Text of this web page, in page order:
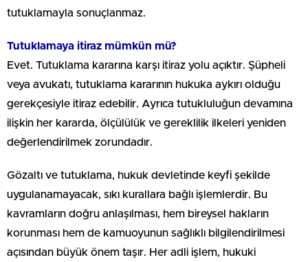
tutuklamayla sonuçlanmaz.
Tutuklamaya itiraz mümkün mü?
Evet. Tutuklama kararına karşı itiraz yolu açıktır. Şüpheli
veya avukatı, tutuklama kararının hukuka aykırı olduğu
gerekçesiyle itiraz edebilir. Ayrıca tutukluluğun devamına
ilişkin her kararda, ölçülülük ve gereklilik ilkeleri yeniden
değerlendirilmek zorundadır.
Gözaltı ve tutuklama, hukuk devletinde keyfi şekilde
uygulanamayacak, sıkı kurallara bağlı işlemlerdir. Bu
kavramların doğru anlaşılması, hem bireysel hakların
korunması hem de kamuoyunun sağlıklı bilgilendirilmesi
açısından büyük önem taşır. Her adli işlem, hukuki